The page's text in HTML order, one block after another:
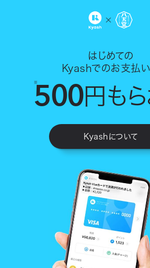
はじめての
Kyashでのお支払
500
※
円も
Kyashについて